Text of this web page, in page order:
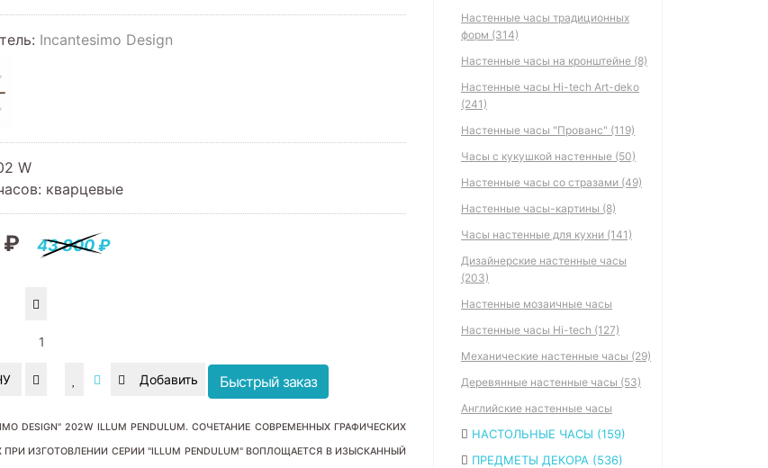
Incantesimo Design
W
: кварцевые
₽ 43 800 ₽
Быстрый заказ
DESIGN" 202W ILLUM PENDULUM. СОЧЕТАНИЕ СОВРЕМЕННЫХ ГРАФИЧЕСКИХ
ИЗГОТОВЛЕНИИ СЕРИИ "ILLUM PENDULUM" ВОПЛОЩАЕТСЯ В ИЗЫСКАННЫЙ
Настенные часы традиционных
форм (314)
Настенные часы на кронштейне (8)
Настенные часы Hi-tech Art-deko
(241)
Настенные часы "Прованс" (119)
Часы с кукушкой настенные (50)
Настенные часы со стразами (49)
Настенные часы-картины (8)
Часы настенные для кухни (141)
Дизайнерские настенные часы
(203)
Настенные мозаичные часы
Настенные часы Hi-tech (127)
Механические настенные часы (29)
Деревянные настенные часы (53)
Английские настенные часы
НАСТОЛЬНЫЕ ЧАСЫ (159)
ПРЕДМЕТЫ ДЕКОРА (536)